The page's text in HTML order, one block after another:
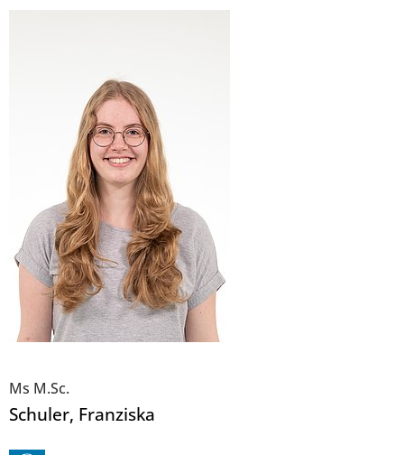
Ms M.Sc.
Schuler, Franziska